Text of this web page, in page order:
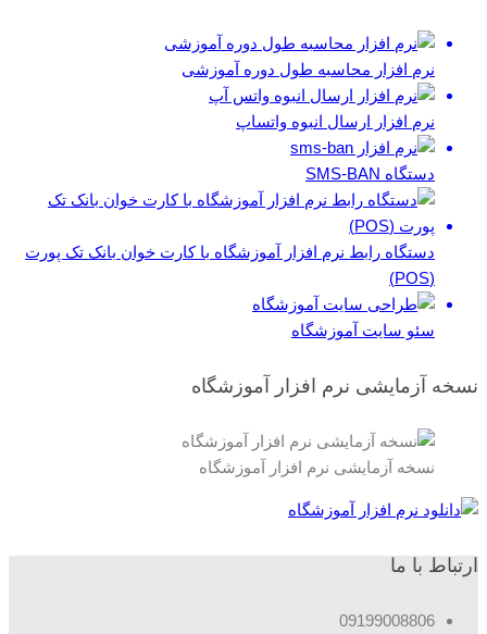
نرم افزار محاسبه طول دوره آموزشی
نرم افزار ارسال انبوه واتساپ
دستگاه SMS-BAN
دستگاه رابط نرم افزار آموزشگاه با کارت خوان بانک تک پورت
(POS)
سئو سایت آموزشگاه
نسخه آزمایشی نرم افزار آموزشگاه
نسخه آزمایشی نرم افزار آموزشگاه
ارتباط با ما
09199008806